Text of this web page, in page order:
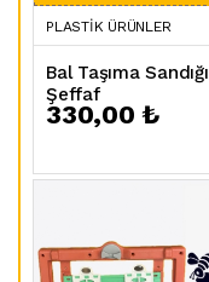
PLASTIK ÜRÜNLER
Bal Taşıma Sandığı
Şeffaf
330,00 ₺